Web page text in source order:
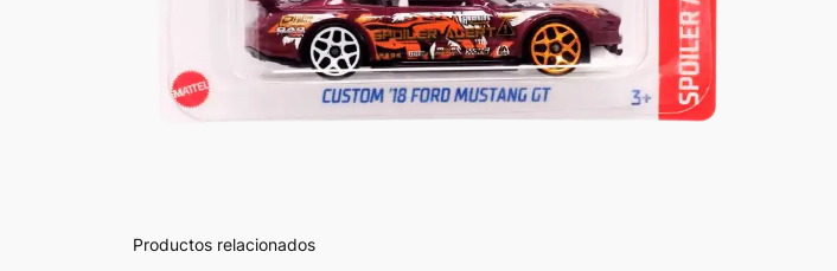
Productos relacionados